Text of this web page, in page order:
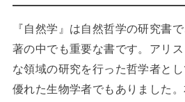
『自然学』は自然哲学の研究書
著の中でも重要な書です。アリ
な領域の研究を行った哲学者とし
優れた生物学者でもありました